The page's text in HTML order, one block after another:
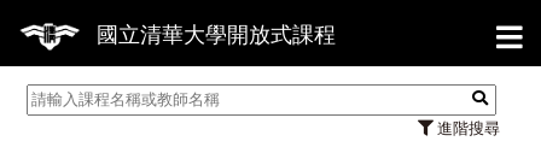
國立清華大學開放式課程
進階搜尋
【7/